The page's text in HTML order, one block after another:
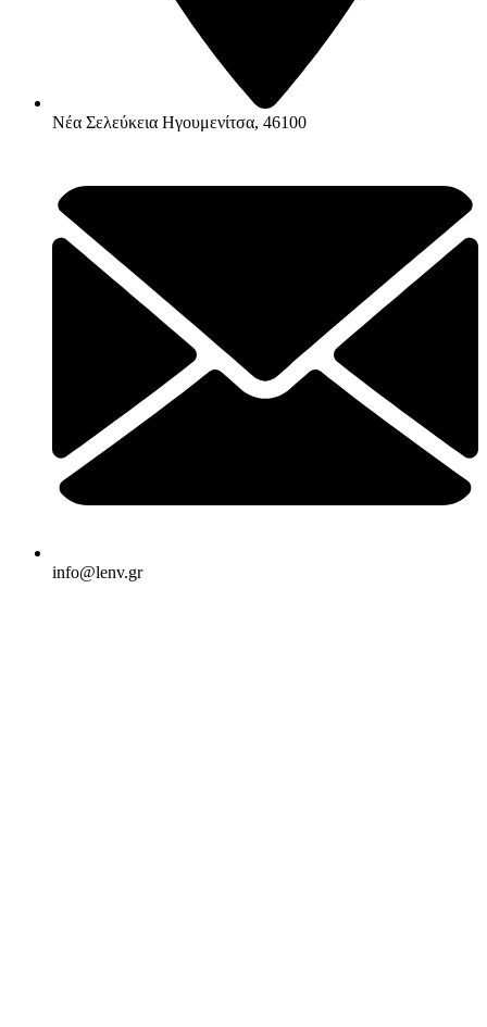
Νέα Σελεύκεια Ηγουμενίτσα, 46100
info@lenv.gr